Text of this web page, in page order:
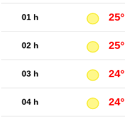
01 h 25°
02 h 25°
03 h 24°
04 h 24°